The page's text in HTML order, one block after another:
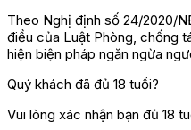
Theo Nghị định số 24/2020/
điều của Luật Phòng, chống
hiện biện pháp ngăn ngừa
Quý khách đã đủ 18 tuổi?
Vui lòng xác nhận bạn đủ 18